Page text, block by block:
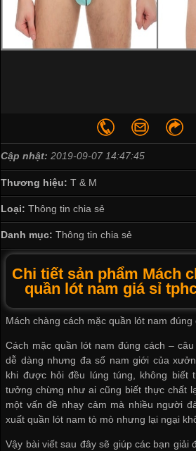
Cập nhật: 2019-09-07 14:47:45
Thương hiệu: T & M
Loại: Thông tin chia sẻ
Danh mục: Thông tin chia sẻ
Chi tiết sản phẩm Mách
quần lót nam giá sỉ
Mách chàng cách mặc quần lót nam đúng
Cách mặc quần lót nam đúng cách –
dễ dàng nhưng đa số nam giới của
khi được hỏi đều lúng túng, không biết
tưởng chừng như ai cũng biết thực chất
một vấn đề nhạy cảm mà nhiều người
xuất quần lót nam tò mò nhưng lại ngại
Vậy bài viết sau đây sẽ giúp các bạn giải